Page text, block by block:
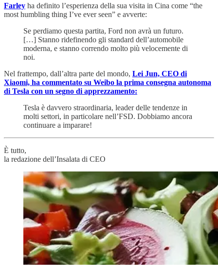
Farley ha definito l’esperienza della sua visita in Cina come “the
most humbling thing I’ve ever seen” e avverte:
Se perdiamo questa partita, Ford non avrà un futuro.
[…] Stanno ridefinendo gli standard dell’automobile
moderna, e stanno correndo molto più velocemente di
noi.
Nel frattempo, dall’altra parte del mondo, Lei Jun, CEO di
Xiaomi, ha commentato su Weibo la prima consegna autonoma
di Tesla con un segno di apprezzamento:
Tesla è davvero straordinaria, leader delle tendenze in
molti settori, in particolare nell’FSD. Dobbiamo ancora
continuare a imparare!
È tutto,
la redazione dell’Insalata di CEO